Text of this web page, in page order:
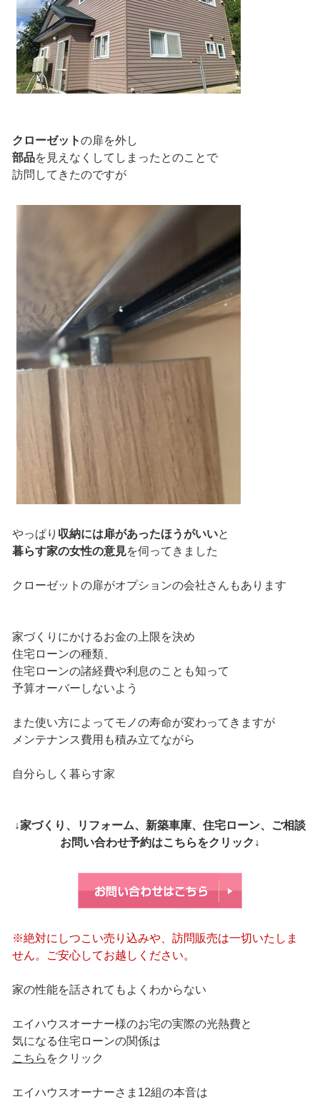
クローゼットの扉を外し
部品を見えなくしてしまったとのことで
訪問してきたのですが
やっぱり 収納には扉があったほうがいいと
暮らす家の女性の意見を伺ってきました
クローゼットの扉がオプションの会社さんもあります
家づくりにかけるお金の上限を決め
住宅ローンの種類、
住宅ローンの諸経費や利息のことも知って
予算オーバーしないよう
また使い方によってモノの寿命が変わってきますが
メンテナンス費用も積み立てながら
自分らしく暮らす家
↓家づくり、リフォーム、新築車庫、住宅ローン、ご相談
お問い合わせ予約はこちらをクリック↓
※絶対にしつこい売り込みや、訪問販売は一切いたしま
せん。ご安心してお越しください。
家の性能を話されてもよくわからない
エイハウスオーナー様のお宅の実際の光熱費と
気になる住宅ローンの関係は
こちら をクリック
エイハウスオーナーさま12組の本音は